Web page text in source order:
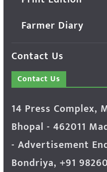
Farmer Diary
Contact Us
Contact Us
14 Press Complex,
Bhopal - 462011
- Advertisement
Bondriya, +91